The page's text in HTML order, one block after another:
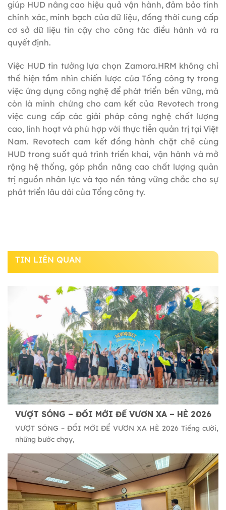
giúp HUD nâng cao hiệu quả vận hành, đảm bảo tính
chính xác, minh bạch của dữ liệu, đồng thời cung cấp
cơ sở dữ liệu tin cậy cho công tác điều hành và ra
quyết định.
Việc HUD tin tưởng lựa chọn Zamora.HRM không chỉ
thể hiện tầm nhìn chiến lược của Tổng công ty trong
việc ứng dụng công nghệ để phát triển bền vững, mà
còn là minh chứng cho cam kết của Revotech trong
việc cung cấp các giải pháp công nghệ chất lượng
cao, linh hoạt và phù hợp với thực tiễn quản trị tại Việt
Nam. Revotech cam kết đồng hành chặt chẽ cùng
HUD trong suốt quá trình triển khai, vận hành và mở
rộng hệ thống, góp phần nâng cao chất lượng quản
trị nguồn nhân lực và tạo nền tảng vững chắc cho sự
phát triển lâu dài của Tổng công ty.
TIN LIÊN QUAN
VƯỢT SÓNG – ĐỔI MỚI ĐỂ VƯƠN XA – HÈ 2026
VƯỢT SÓNG – ĐỔI MỚI ĐỂ VƯƠN XA HÈ 2026 Tiếng cười,
những bước chạy,